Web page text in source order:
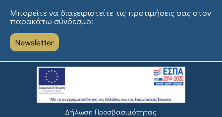
Μπορείτε να διαχειριστείτε τις προτιμήσεις σας στον
παρακάτω σύνδεσμο:
Newsletter
Δήλωση Προσβασιμότητας